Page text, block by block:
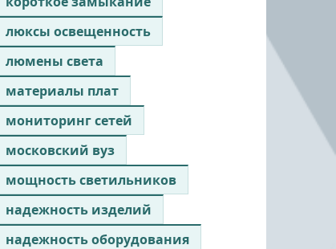
люксы освещенность
люмены света
материалы плат
мониторинг сетей
московский вуз
мощность светильников
надежность изделий
надежность оборудования